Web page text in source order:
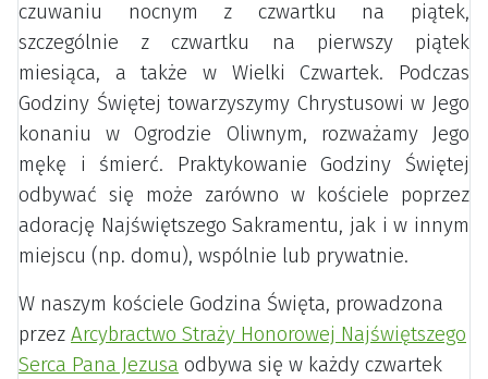
czuwaniu nocnym z czwartku na piątek,
szczególnie z czwartku na pierwszy piątek
miesiąca, a także w Wielki Czwartek. Podczas
Godziny Świętej towarzyszymy Chrystusowi w Jego
konaniu w Ogrodzie Oliwnym, rozważamy Jego
mękę i śmierć. Praktykowanie Godziny Świętej
odbywać się może zarówno w kościele poprzez
adorację Najświętszego Sakramentu, jak i w innym
miejscu (np. domu), wspólnie lub prywatnie.
W naszym kościele Godzina Święta, prowadzona
przez Arcybractwo Straży Honorowej Najświętszego
Serca Pana Jezusa odbywa się w każdy czwartek